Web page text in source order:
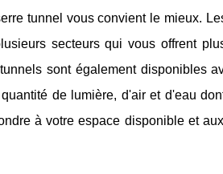
tunnel vous convient le mieux.
secteurs qui vous offrent
sont également disponibles
de lumière, d'air et d'eau
à votre espace disponible et